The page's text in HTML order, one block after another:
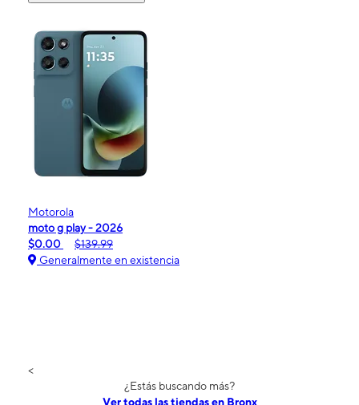
Motorola
moto g play - 2026
$0.00
$139.99
Generalmente en existencia
<
¿Estás buscando más?
Ver todas las tiendas en Bronx